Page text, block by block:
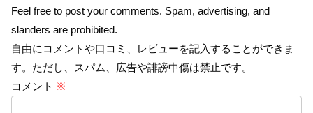
Feel free to post your comments. Spam, advertising, and
slanders are prohibited.
自由にコメントや口コミ、レビューを記入することができま
す。ただし、スパム、広告や誹謗中傷は禁止です。
コメント ※